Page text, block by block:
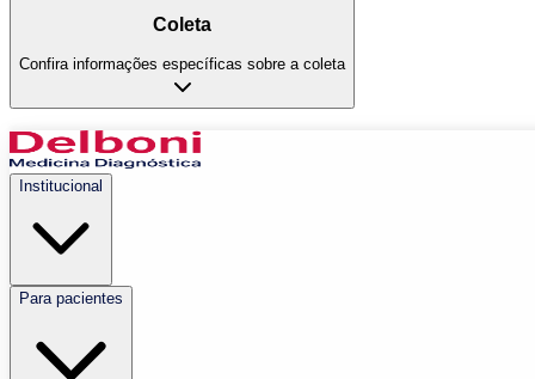
Coleta
Confira informações específicas sobre a coleta
Institucional
Para pacientes